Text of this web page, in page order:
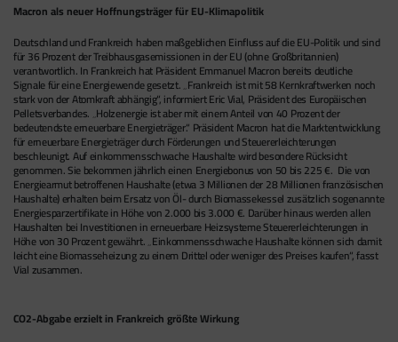
Macron als neuer Hoffnungsträger für EU-Klimapolitik
Deutschland und Frankreich haben maßgeblichen Einfluss auf die EU-Politik und sind
für 36 Prozent der Treibhausgasemissionen in der EU (ohne Großbritannien)
verantwortlich. In Frankreich hat Präsident Emmanuel Macron bereits deutliche
Signale für eine Energiewende gesetzt. „Frankreich ist mit 58 Kernkraftwerken noch
stark von der Atomkraft abhängig“, informiert Eric Vial, Präsident des Europäischen
Pelletsverbandes. „Holzenergie ist aber mit einem Anteil von 40 Prozent der
bedeutendste erneuerbare Energieträger.“ Präsident Macron hat die Marktentwicklung
für erneuerbare Energieträger durch Förderungen und Steuererleichterungen
beschleunigt. Auf einkommensschwache Haushalte wird besondere Rücksicht
genommen. Sie bekommen jährlich einen Energiebonus von 50 bis 225 €. Die von
Energiearmut betroffenen Haushalte (etwa 3 Millionen der 28 Millionen französischen
Haushalte) erhalten beim Ersatz von Öl- durch Biomassekessel zusätzlich sogenannte
Energiesparzertifikate in Höhe von 2.000 bis 3.000 €. Darüber hinaus werden allen
Haushalten bei Investitionen in erneuerbare Heizsysteme Steuererleichterungen in
Höhe von 30 Prozent gewährt. „Einkommensschwache Haushalte können sich damit
leicht eine Biomasseheizung zu einem Drittel oder weniger des Preises kaufen“, fasst
Vial zusammen.
CO2-Abgabe erzielt in Frankreich größte Wirkung